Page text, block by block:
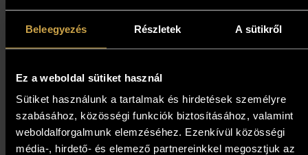
Beleegyezés Részletek A sütikről
Ez a weboldal sütiket használ
Sütiket használunk a tartalmak és hirdetések személyre
szabásához, közösségi funkciók biztosításához, valamint
weboldalforgalmunk elemzéséhez. Ezenkívül közösségi
média-, hirdető- és elemező partnereinkkel megosztjuk az
139 000